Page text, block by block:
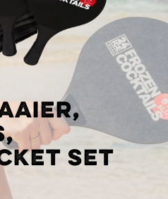
set